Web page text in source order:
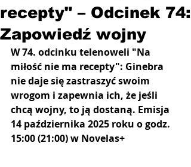
recepty" – Odcinek 74:
Zapowiedź wojny
W 74. odcinku telenoweli "Na
miłość nie ma recepty": Ginebra
nie daje się zastraszyć swoim
wrogom i zapewnia ich, że jeśli
chcą wojny, to ją dostaną. Emisja
14 października 2025 roku o godz.
15:00 (21:00) w Novelas+